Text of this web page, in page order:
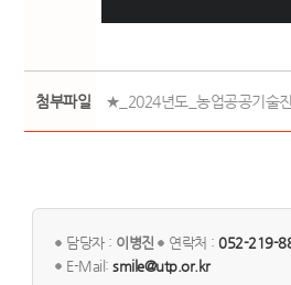
첨부파일 ★_2024년도_농업공공기술
담당자 : 이병진 연락처 :052-219-
E-Mail:smile@utp.or.kr